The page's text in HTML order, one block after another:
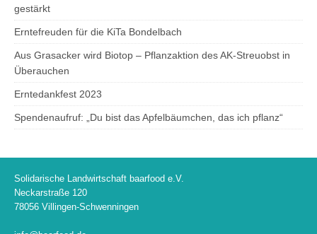
gestärkt
Erntefreuden für die KiTa Bondelbach
Aus Grasacker wird Biotop – Pflanzaktion des AK-Streuobst in
Überauchen
Erntedankfest 2023
Spendenaufruf: „Du bist das Apfelbäumchen, das ich pflanz“
Solidarische Landwirtschaft baarfood e.V.
Neckarstraße 120
78056 Villingen-Schwenningen